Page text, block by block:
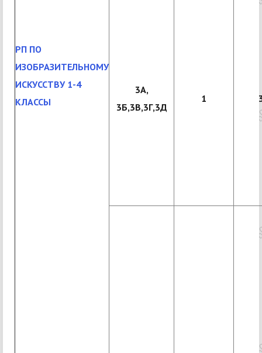
РП ПО
ИЗОБРАЗИТЕЛЬНОМУ
ИСКУССТВУ 1-4
КЛАССЫ
3А,
3Б,3В,3Г,3Д
1